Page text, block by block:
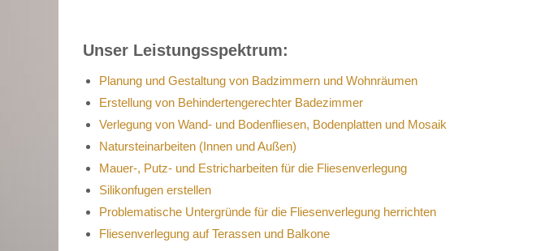
Unser Leistungsspektrum:
Planung und Gestaltung von Badzimmern und Wohnräumen
Erstellung von Behindertengerechter Badezimmer
Verlegung von Wand- und Bodenfliesen, Bodenplatten und Mosaik
Natursteinarbeiten (Innen und Außen)
Mauer-, Putz- und Estricharbeiten für die Fliesenverlegung
Silikonfugen erstellen
Problematische Untergründe für die Fliesenverlegung herrichten
Fliesenverlegung auf Terassen und Balkone